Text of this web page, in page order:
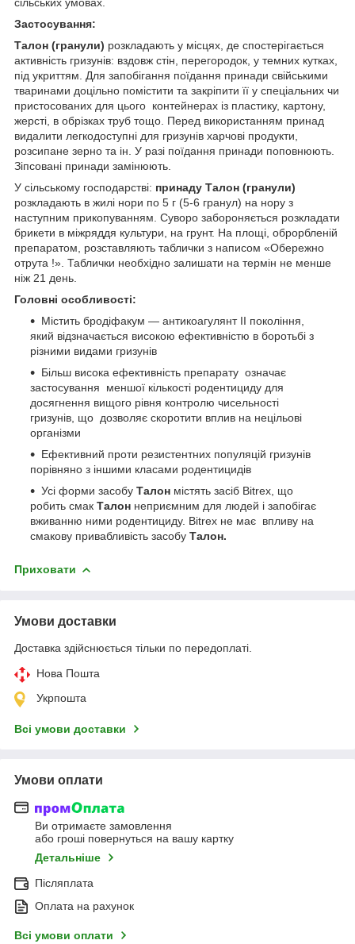
Застосування:
Талон (гранули) розкладають у місцях, де спостерігається
активність гризунів: вздовж стін, перегородок, у темних кутках,
під укриттям. Для запобігання поїдання принади свійськими
тваринами доцільно помістити та закріпити її у спеціальних чи
пристосованих для цього контейнерах із пластику, картону,
жерсті, в обрізках труб тощо. Перед використанням принад
видалити легкодоступні для гризунів харчові продукти,
розсипане зерно та ін. У разі поїдання принади поповнюють.
Зіпсовані принади замінюють.
У сільському господарстві: принаду Талон (гранули)
розкладають в жилі нори по 5 г (5-6 гранул) на нору з
наступним прикопуванням. Суворо забороняється розкладати
брикети в міжряддя культури, на грунт. На площі, оброрбленій
препаратом, розставляють таблички з написом «Обережно
отрута !». Таблички необхідно залишати на термін не менше
ніж 21 день.
Головні особливості:
Містить бродіфакум — антикоагулянт ІІ покоління,
який відзначається високою ефективністю в боротьбі з
різними видами гризунів
Більш висока ефективність препарату означає
застосування меншої кількості родентициду для
досягнення вищого рівня контролю чисельності
гризунів, що дозволяє скоротити вплив на нецільові
організми
Ефективний проти резистентних популяцій гризунів
порівняно з іншими класами родентицидів
Усі форми засобу Талон містять засіб Bitrex, що
робить смак Талон неприємним для людей і запобігає
вживанню ними родентициду. Bitrex не має впливу на
смакову привабливість засобу Талон.
Приховати
Умови доставки
Доставка здійснюється тільки по передоплаті.
Нова Пошта
Укрпошта
Всі умови доставки
Умови оплати
Ви отримаєте замовлення
або гроші повернуться на вашу картку
Детальніше
Післяплата
Оплата на рахунок
Всі умови оплати